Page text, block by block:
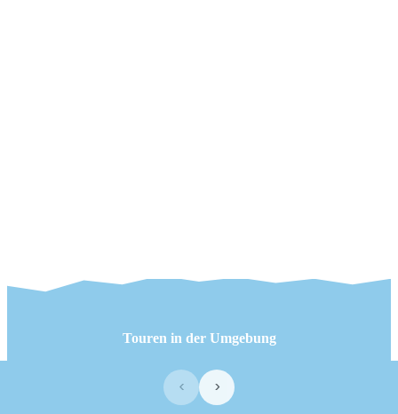
Touren in der Umgebung
‹ ›